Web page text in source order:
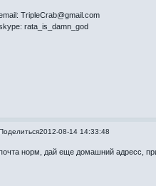
TripleCrab@gmail.com
rata_is_damn_god
2012-08-14 14:33:48
норм, дай еще домашний адресс,